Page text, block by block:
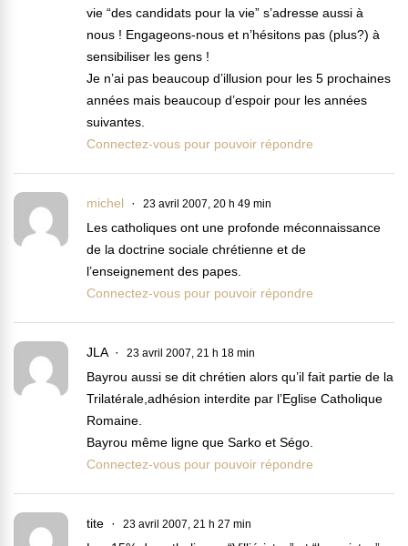
vie “des candidats pour la vie” s’adresse aussi à
nous ! Engageons-nous et n’hésitons pas (plus?) à
sensibiliser les gens !
Je n’ai pas beaucoup d’illusion pour les 5 prochaines
années mais beaucoup d’espoir pour les années
suivantes.
Connectez-vous pour pouvoir répondre
michel 23 avril 2007, 20 h 49 min
Les catholiques ont une profonde méconnaissance
de la doctrine sociale chrétienne et de
l’enseignement des papes.
Connectez-vous pour pouvoir répondre
JLA 23 avril 2007, 21 h 18 min
Bayrou aussi se dit chrétien alors qu’il fait partie de la
Trilatérale,adhésion interdite par l’Eglise Catholique
Romaine.
Bayrou même ligne que Sarko et Ségo.
Connectez-vous pour pouvoir répondre
tite 23 avril 2007, 21 h 27 min